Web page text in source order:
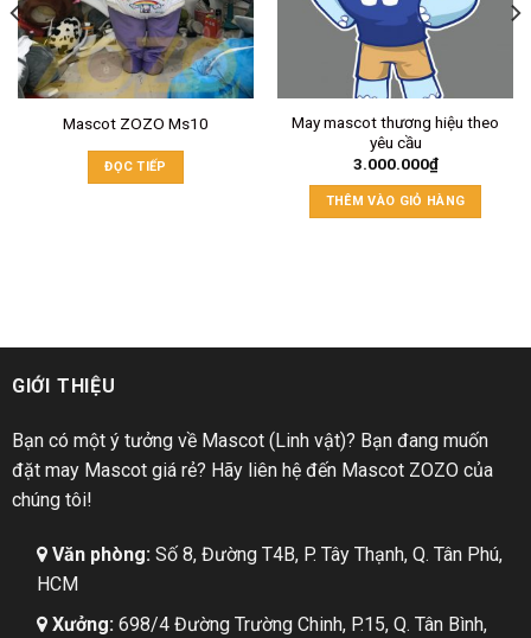
Mascot ZOZO Ms10
ĐỌC TIẾP
May mascot thương hiệu theo
yêu cầu
3.000.000₫
THÊM VÀO GIỎ HÀNG
GIỚI THIỆU
Bạn có một ý tưởng về Mascot (Linh vật)? Bạn đang muốn
đặt may Mascot giá rẻ? Hãy liên hệ đến Mascot ZOZO của
chúng tôi!
Văn phòng: Số 8, Đường T4B, P. Tây Thạnh, Q. Tân Phú,
HCM
Xưởng:698/4 Đường Trường Chinh, P.15, Q. Tân Bình,